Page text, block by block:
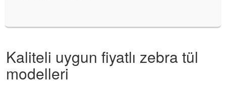
Kaliteli uygun fiyatlı zebra tül
modelleri